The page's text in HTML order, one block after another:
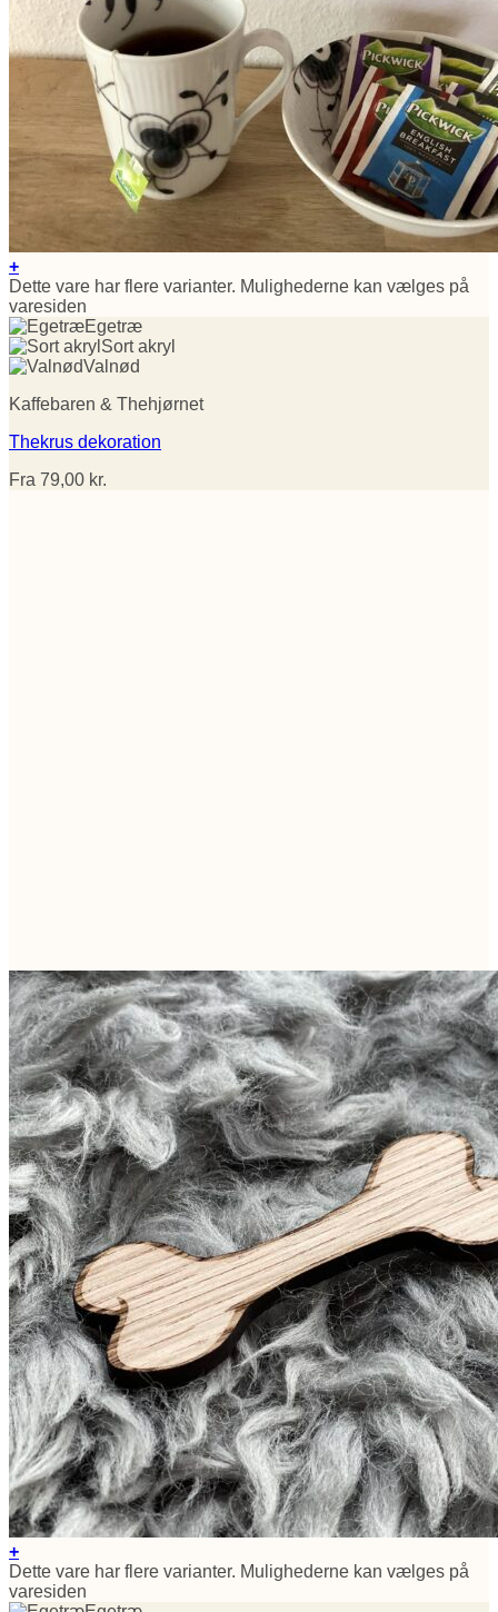
+
Dette vare har flere varianter. Mulighederne kan vælges på
varesiden
Egetræ
Sort akryl
Valnød
Kaffebaren & Thehjørnet
Thekrus dekoration
Fra 79,00 kr.
+
Dette vare har flere varianter. Mulighederne kan vælges på
varesiden